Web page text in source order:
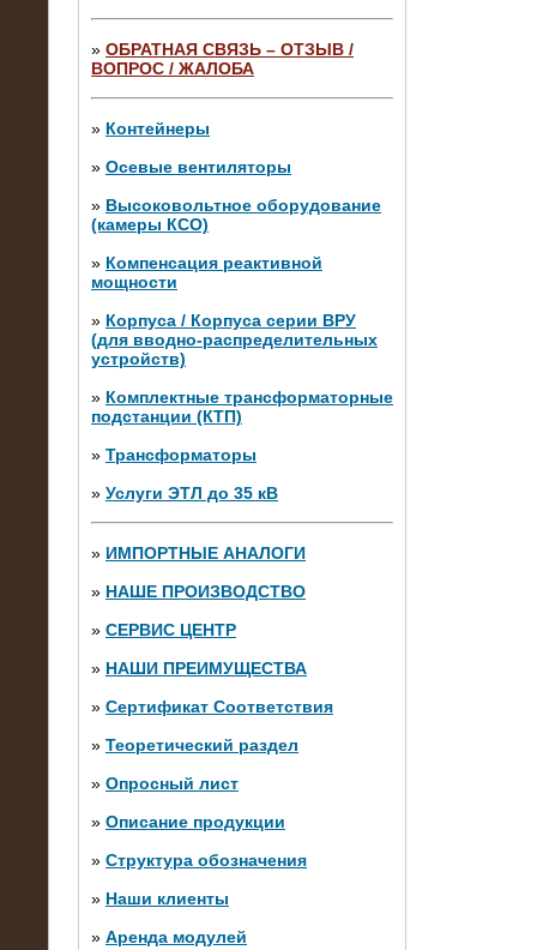
» ОБРАТНАЯ СВЯЗЬ – ОТЗЫВ /
ВОПРОС / ЖАЛОБА
» Контейнеры
» Осевые вентиляторы
» Высоковольтное оборудование
(камеры КСО)
» Компенсация реактивной
мощности
» Корпуса / Корпуса серии ВРУ
(для вводно-распределительных
устройств)
» Комплектные трансформаторные
подстанции (КТП)
» Трансформаторы
» Услуги ЭТЛ до 35 кВ
» ИМПОРТНЫЕ АНАЛОГИ
» НАШЕ ПРОИЗВОДСТВО
» СЕРВИС ЦЕНТР
» НАШИ ПРЕИМУЩЕСТВА
» Сертификат Соответствия
» Теоретический раздел
» Опросный лист
» Описание продукции
» Структура обозначения
» Наши клиенты
» Аренда модулей
10.04.2015
Аренда нагрузочного модуля 4 МВт,
10 кВ
28.02.2015
Нагрузочные модули 700 кВт (4
штуки)
10.10.2014
Нагрузочный комплекс 20 МВт в 2
яруса (напряжение 6-10 кВ)